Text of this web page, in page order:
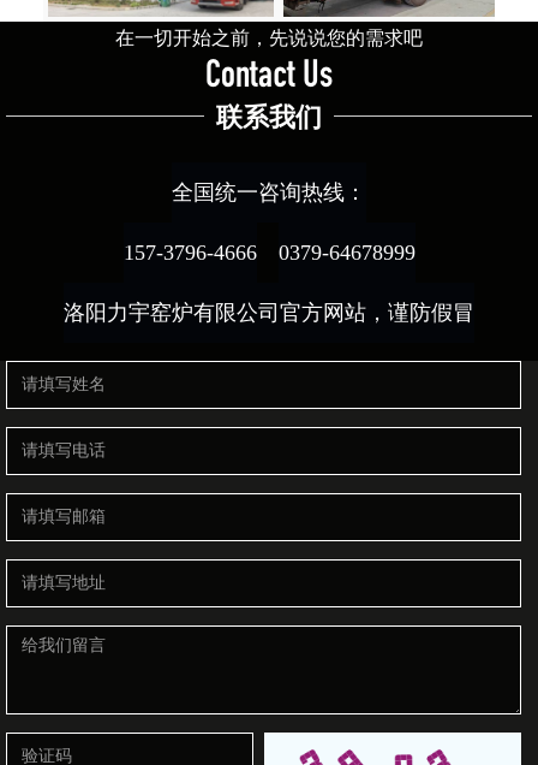
在一切开始之前，先说说您的需求吧
Contact Us
联系我们
全国统一咨询热线：
157-3796-4666 0379-64678999
洛阳力宇窑炉有限公司官方网站，谨防假冒